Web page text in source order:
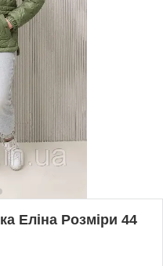
Еліна Розміри 44